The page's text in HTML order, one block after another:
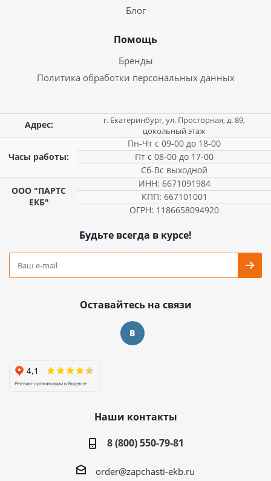
Блог
Помощь
Бренды
Политика обработки персональных данных
Адрес:
г. Екатеринбург, ул. Просторная, д. 89,
цокольный этаж
Часы работы:
Пн-Чт с 09-00 до 18-00
Пт с 08-00 до 17-00
Сб-Вс выходной
ООО "ПАРТС
ЕКБ"
ИНН: 6671091984
КПП: 667101001
ОГРН: 1186658094920
Будьте всегда в курсе!
Оставайтесь на связи
Наши контакты
8 (800) 550-79-81
order@zapchasti-ekb.ru